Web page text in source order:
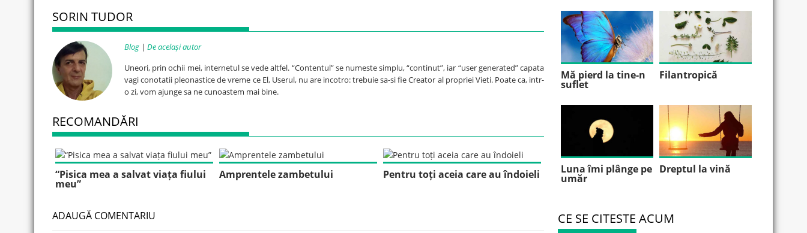
SORIN TUDOR
Blog | De același autor
Uneori, prin ochii mei, internetul se vede altfel. “Contentul” se numeste simplu, “continut”, iar “user generated” capata
vagi conotatii pleonastice de vreme ce El, Userul, nu are incotro: trebuie sa-si fie Creator al propriei Vieti. Poate ca, intr-
o zi, vom ajunge sa ne cunoastem mai bine.
RECOMANDĂRI
“Pisica mea a salvat viața fiului
meu”
Amprentele zambetului Pentru toți aceia care au îndoieli
ADAUGĂ COMENTARIU
Mă pierd la tine-n
suflet
Filantropică
Luna îmi plânge pe
umăr
Dreptul la vină
CE SE CITESTE ACUM